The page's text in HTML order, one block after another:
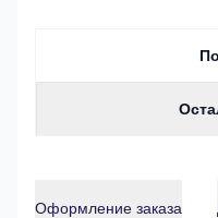
Оформление заказа